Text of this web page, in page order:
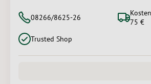
08266/8625-26
75 €
Trusted Shop